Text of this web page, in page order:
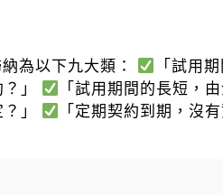
為以下九大類：
「試用
」 「試用期間的長短，
」 「定期契約到期，沒